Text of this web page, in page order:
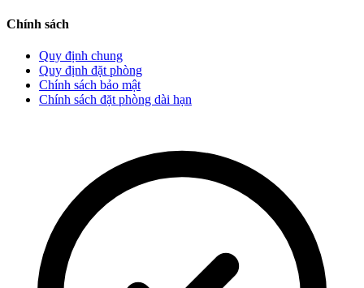
Chính sách
Quy định chung
Quy định đặt phòng
Chính sách bảo mật
Chính sách đặt phòng dài hạn